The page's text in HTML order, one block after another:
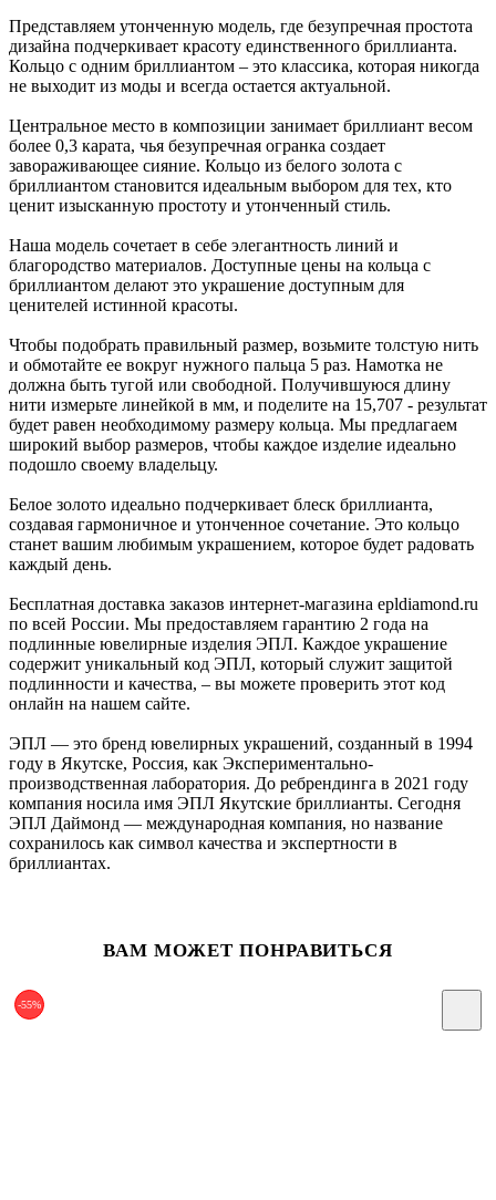
Представляем утонченную модель, где безупречная простота
дизайна подчеркивает красоту единственного бриллианта.
Кольцо с одним бриллиантом – это классика, которая никогда
не выходит из моды и всегда остается актуальной.
Центральное место в композиции занимает бриллиант весом
более 0,3 карата, чья безупречная огранка создает
завораживающее сияние. Кольцо из белого золота с
бриллиантом становится идеальным выбором для тех, кто
ценит изысканную простоту и утонченный стиль.
Наша модель сочетает в себе элегантность линий и
благородство материалов. Доступные цены на кольца с
бриллиантом делают это украшение доступным для
ценителей истинной красоты.
Чтобы подобрать правильный размер, возьмите толстую нить
и обмотайте ее вокруг нужного пальца 5 раз. Намотка не
должна быть тугой или свободной. Получившуюся длину
нити измерьте линейкой в мм, и поделите на 15,707 - результат
будет равен необходимому размеру кольца. Мы предлагаем
широкий выбор размеров, чтобы каждое изделие идеально
подошло своему владельцу.
Белое золото идеально подчеркивает блеск бриллианта,
создавая гармоничное и утонченное сочетание. Это кольцо
станет вашим любимым украшением, которое будет радовать
каждый день.
Бесплатная доставка заказов интернет-магазина epldiamond.ru
по всей России. Мы предоставляем гарантию 2 года на
подлинные ювелирные изделия ЭПЛ. Каждое украшение
содержит уникальный код ЭПЛ, который служит защитой
подлинности и качества, – вы можете проверить этот код
онлайн на нашем сайте.
ЭПЛ — это бренд ювелирных украшений, созданный в 1994
году в Якутске, Россия, как Экспериментально-
производственная лаборатория. До ребрендинга в 2021 году
компания носила имя ЭПЛ Якутские бриллианты. Сегодня
ЭПЛ Даймонд — международная компания, но название
сохранилось как символ качества и экспертности в
бриллиантах.
ВАМ МОЖЕТ ПОНРАВИТЬСЯ
-55%